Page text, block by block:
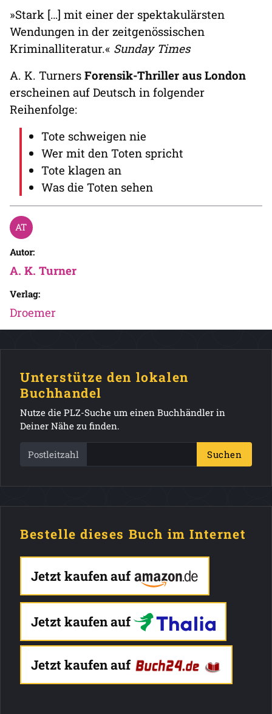
»Stark […] mit einer der spektakulärsten
Wendungen in der zeitgenössischen
Kriminalliteratur.« Sunday Times
A. K. Turners Forensik-Thriller aus London
erscheinen auf Deutsch in folgender
Reihenfolge:
Tote schweigen nie
Wer mit den Toten spricht
Tote klagen an
Was die Toten sehen
Autor:
A. K. Turner
Verlag:
Droemer
Unterstütze den lokalen
Buchhandel
Nutze die PLZ-Suche um einen Buchhändler in
Deiner Nähe zu finden.
Postleitzahl Suchen
Bestelle dieses Buch im Internet
Jetzt kaufen auf
Jetzt kaufen auf
Jetzt kaufen auf